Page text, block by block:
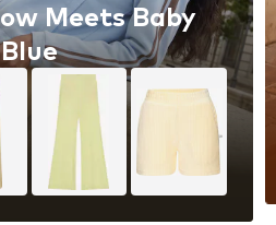
Meets Baby
Blue